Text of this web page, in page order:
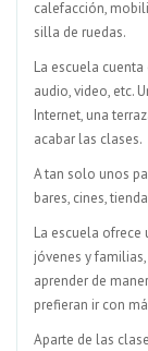
calefacción,
silla de ruedas.
La escuela
audio, video, etc.
Internet, una
acabar las clases.
A tan solo unos
bares, cines,
La escuela ofrece
jóvenes y
aprender de
prefieran ir con
Aparte de las